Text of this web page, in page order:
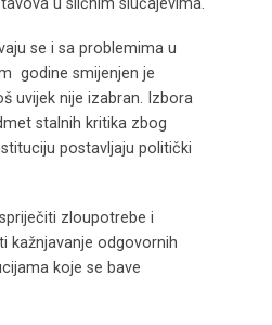
u sličnim slučajevima.
se i sa problemima u
godine smijenjen je
uvijek nije izabran. Izbora
stalnih kritika zbog
postavljaju politički
zloupotrebe i
kažnjavanje odgovornih
koje se bave